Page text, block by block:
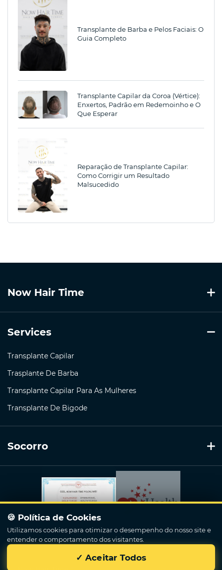
Transplante de Barba e Pelos Faciais: O
Guia Completo
Transplante Capilar da Coroa (Vértice):
Enxertos, Padrão em Redemoinho e O
Que Esperar
Reparação de Transplante Capilar:
Como Corrigir um Resultado
Malsucedido
Now Hair Time
Services
Transplante Capilar
Trasplante De Barba
Transplante Capilar Para As Mulheres
Transplante De Bigode
Socorro
🍪 Política de Cookies
Utilizamos cookies para otimizar o desempenho do nosso site e
entender o comportamento dos visitantes.
✓ Aceitar Todos